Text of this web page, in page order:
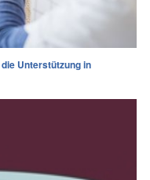
Unterstützung in